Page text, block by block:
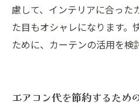
慮して、インテリアに合った
た目もオシャレになります。
ために、カーテンの活用を検
エアコン代を節約するため